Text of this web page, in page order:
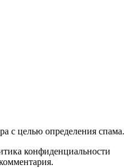
с целью определения спама.
конфиденциальности